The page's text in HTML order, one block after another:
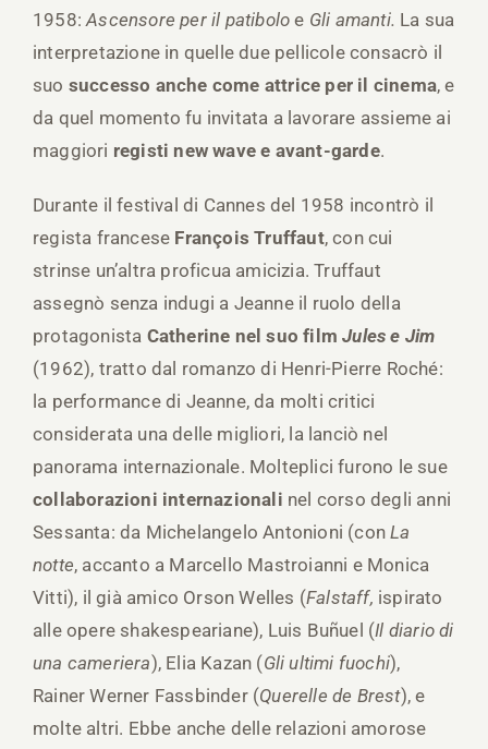
1958:Ascensore per il patiboloe Gli amanti. La sua
interpretazione in quelle due pellicole consacrò il
suo successo anche come attrice per il cinema, e
da quel momento fu invitata a lavorare assieme ai
maggiori registi new wave e avant-garde.
Durante il festival di Cannes del 1958 incontrò il
regista francese François Truffaut, con cui
strinse un’altra proficua amicizia. Truffaut
assegnò senza indugi a Jeanne il ruolo della
protagonista Catherine nel suo filmJules e Jim
(1962), tratto dal romanzo di Henri-Pierre Roché:
la performance di Jeanne, da molti critici
considerata una delle migliori, la lanciò nel
panorama internazionale. Molteplici furono le sue
collaborazioni internazionali nel corso degli anni
Sessanta: da Michelangelo Antonioni (conLa
notte, accanto a Marcello Mastroianni e Monica
Vitti), il già amico Orson Welles (Falstaff, ispirato
alle opere shakespeariane), Luis Buñuel (Il diario di
una cameriera), Elia Kazan (Gli ultimi fuochi),
Rainer Werner Fassbinder (Querelle de Brest), e
molte altri. Ebbe anche delle relazioni amorose